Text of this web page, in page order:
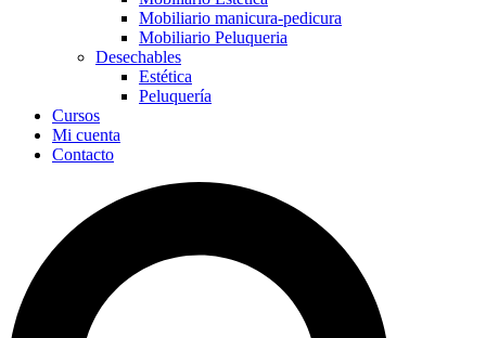
Mobiliario manicura-pedicura
Mobiliario Peluqueria
Desechables
Estética
Peluquería
Cursos
Mi cuenta
Contacto